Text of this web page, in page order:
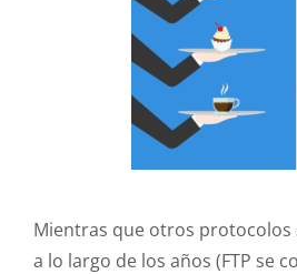
Mientras que otros protocolos
a lo largo de los años (FTP se